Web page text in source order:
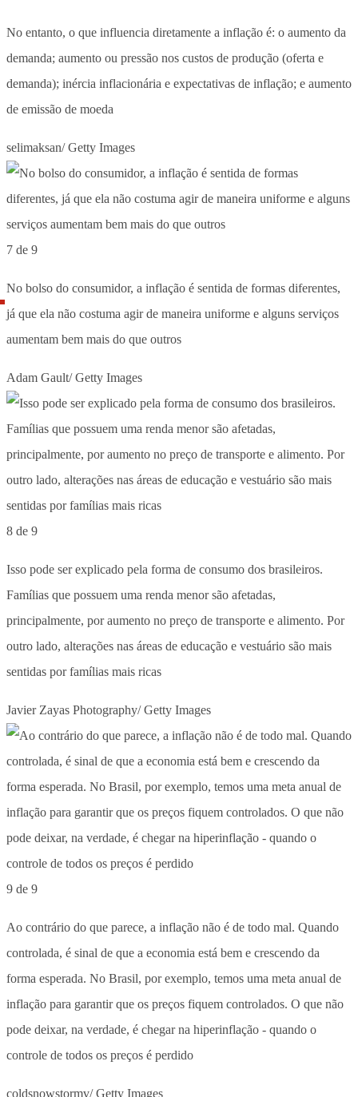
No entanto, o que influencia diretamente a inflação é: o aumento da
demanda; aumento ou pressão nos custos de produção (oferta e
demanda); inércia inflacionária e expectativas de inflação; e aumento
de emissão de moeda
selimaksan/ Getty Images
7 de 9
No bolso do consumidor, a inflação é sentida de formas diferentes,
já que ela não costuma agir de maneira uniforme e alguns serviços
aumentam bem mais do que outros
Adam Gault/ Getty Images
8 de 9
Isso pode ser explicado pela forma de consumo dos brasileiros.
Famílias que possuem uma renda menor são afetadas,
principalmente, por aumento no preço de transporte e alimento. Por
outro lado, alterações nas áreas de educação e vestuário são mais
sentidas por famílias mais ricas
Javier Zayas Photography/ Getty Images
9 de 9
Ao contrário do que parece, a inflação não é de todo mal. Quando
controlada, é sinal de que a economia está bem e crescendo da
forma esperada. No Brasil, por exemplo, temos uma meta anual de
inflação para garantir que os preços fiquem controlados. O que não
pode deixar, na verdade, é chegar na hiperinflação - quando o
controle de todos os preços é perdido
coldsnowstormv/ Getty Images